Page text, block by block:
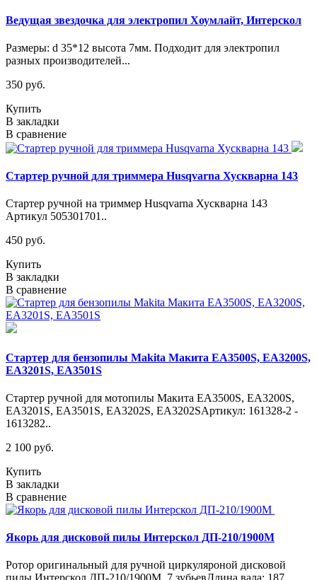
Ведущая звездочка для электропил Хоумлайт, Интерскол
Размеры: d 35*12 высота 7мм. Подходит для электропил
разных производителей...
350 руб.
Купить
В закладки
В сравнение
Стартер ручной для триммера Husqvarna Хускварна 143
Стартер ручной на триммер Husqvarna Хускварна 143
Артикул 505301701..
450 руб.
Купить
В закладки
В сравнение
Стартер для бензопилы Makita Макита EA3500S, EA3200S,
EA3201S, EA3501S
Стартер ручной для мотопилы Макита EA3500S, EA3200S,
EA3201S, EA3501S, EA3202S, EA3202SАртикул: 161328-2 -
1613282..
2 100 руб.
Купить
В закладки
В сравнение
Якорь для дисковой пилы Интерскол ДП-210/1900М
Ротор оригинальный для ручной циркуляроной дисковой